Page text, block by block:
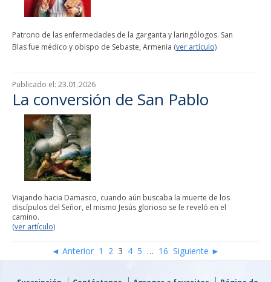
Patrono de las enfermedades de la garganta y laringólogos. San
Blas fue médico y obispo de Sebaste, Armenia (ver artículo)
Publicado el: 23.01.2026
La conversión de San Pablo
Viajando hacia Damasco, cuando aún buscaba la muerte de los
discípulos del Señor, el mismo Jesús glorioso se le reveló en el
camino.
(ver artículo)
◄ Anterior 1 2 3 4 5 … 16 Siguiente ►